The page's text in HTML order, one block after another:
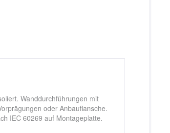
Wanddurchführungen mit
oder Anbauflansche.
IEC 60269 auf Montageplatte.